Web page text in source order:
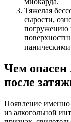
Тяжелая
сырости,
погружению
Чем опасен
после
Появление именно
из алкогольной